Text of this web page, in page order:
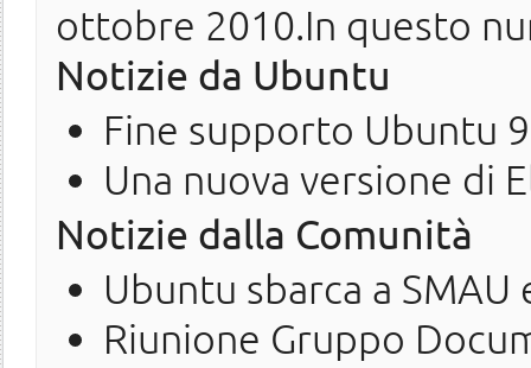
ottobre 2010.In questo
Notizie da Ubuntu
Fine supporto Ubuntu
Una nuova versione di
Notizie dalla Comunità
Ubuntu sbarca a
Riunione Gruppo